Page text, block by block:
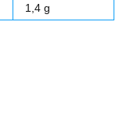
1,4 g